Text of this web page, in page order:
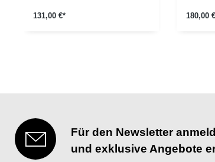
131,00 €* 180,00
Für den Newsletter
und exklusive Angebote